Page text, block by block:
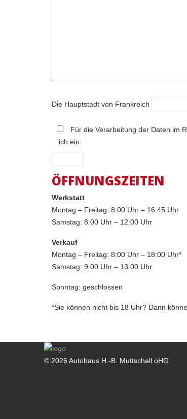
Die Hauptstadt von Frankreich
Für die Verarbeitung der Daten im
ich ein.
ÖFFNUNGSZEITEN
Werkstatt
Montag – Freitag: 8:00 Uhr – 16:45 Uhr
Samstag: 8:00 Uhr – 12:00 Uhr
Verkauf
Montag – Freitag: 8:00 Uhr – 18:00 Uhr*
Samstag: 9:00 Uhr – 13:00 Uhr
Sonntag: geschlossen
*Sie können nicht bis 18 Uhr? Dann
© 2026 Autohaus H.-B. Muttschall oHG